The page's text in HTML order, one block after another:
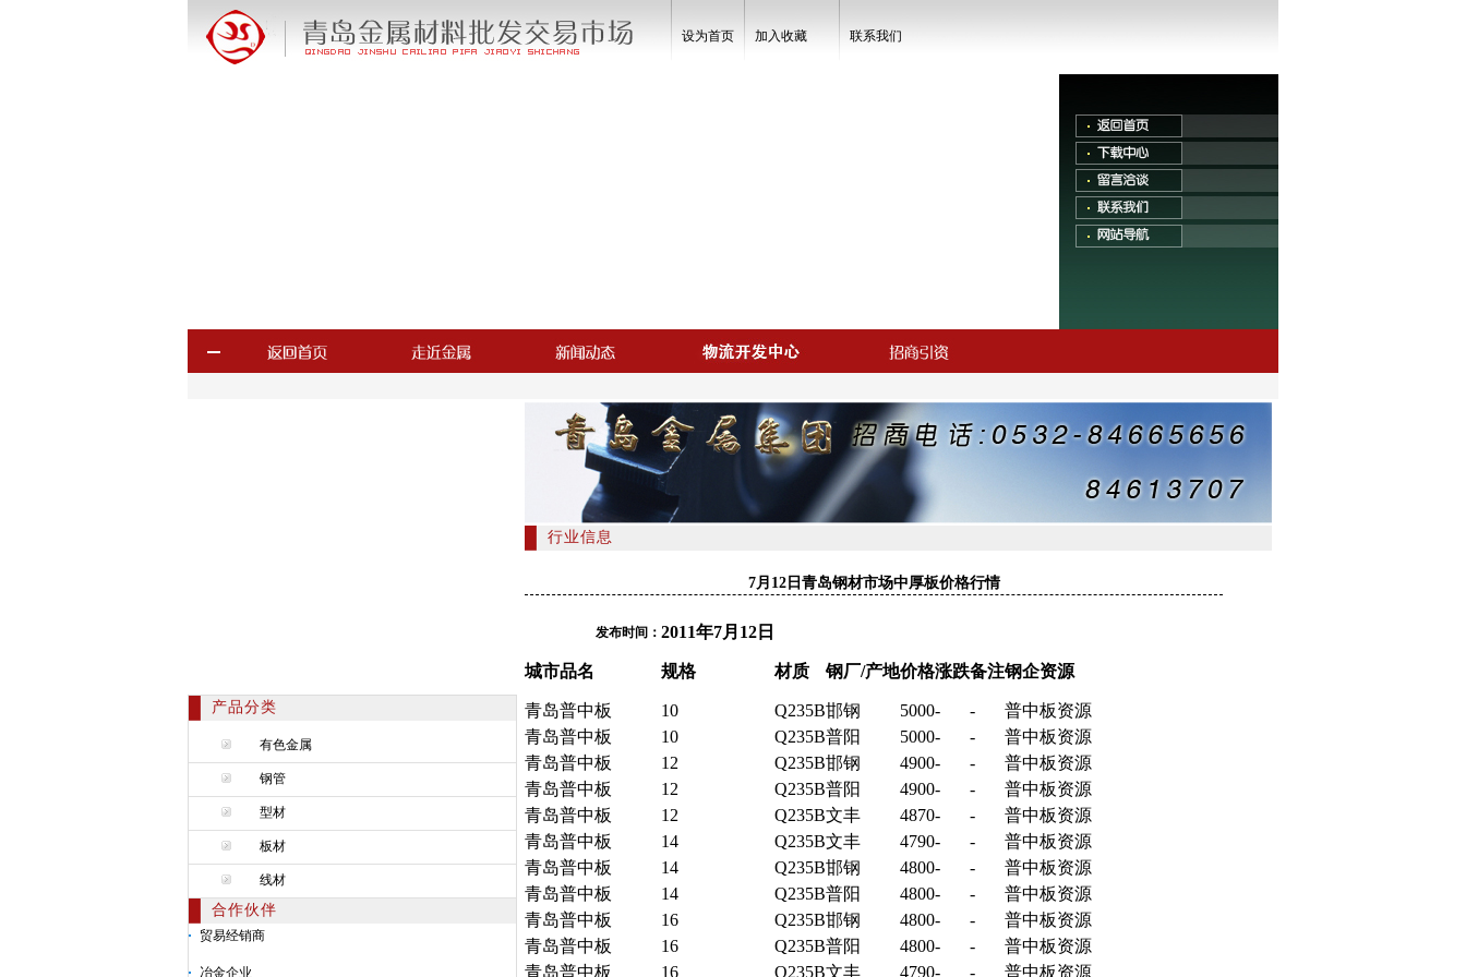
设为首页 加入收藏 联系我们
产品分类
有色金属
钢管
型材
板材
线材
合作伙伴
贸易经销商
冶金企业
行业信息
7月12日青岛钢材市场中厚板价格行情
城市
发布时间：
品名
2011年7月12日
规格 材质 钢厂/产地价格涨跌备注钢企资源
青岛普中板 10 Q235B邯钢 5000- -
普中板资源
青岛普中板 10 Q235B普阳 5000- -
普中板资源
青岛普中板 12 Q235B邯钢 4900- -
普中板资源
青岛普中板 12 Q235B普阳 4900- -
普中板资源
青岛普中板 12 Q235B文丰 4870- -
普中板资源
青岛普中板 14 Q235B文丰 4790- -
普中板资源
青岛普中板 14 Q235B邯钢 4800- -
普中板资源
青岛普中板 14 Q235B普阳 4800- -
普中板资源
青岛普中板 16 Q235B邯钢 4800- -
普中板资源
青岛普中板 16 Q235B普阳 4800- -
普中板资源
青岛普中板 16 Q235B文丰 4790- - 普中板资源